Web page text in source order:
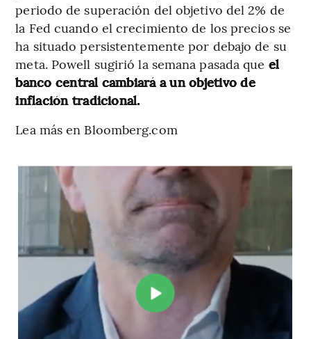
periodo de superación del objetivo del 2% de
la Fed cuando el crecimiento de los precios se
ha situado persistentemente por debajo de su
meta. Powell sugirió la semana pasada que el
banco central cambiará a un objetivo de
inflación tradicional.
Lea más en Bloomberg.com